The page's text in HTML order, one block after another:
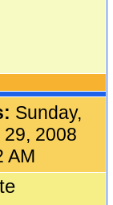
Sunday,
2008
AM